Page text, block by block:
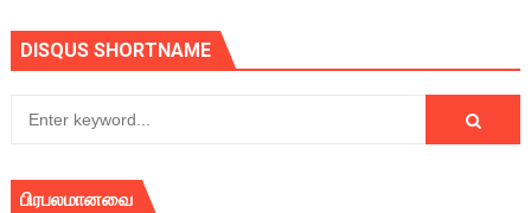
DISQUS SHORTNAME
பிரபலமானவை